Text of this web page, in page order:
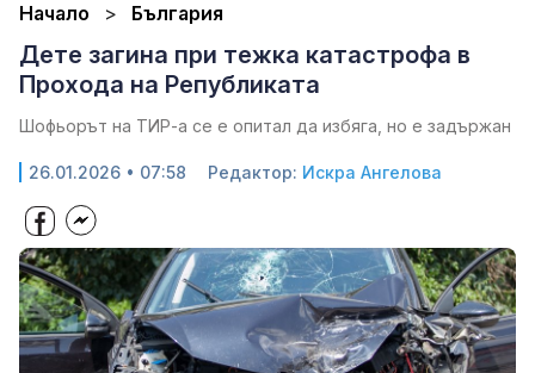
Начало България
Дете загина при тежка катастрофа в
Прохода на Републиката
Шофьорът на ТИР-а се е опитал да избяга, но е задържан
26.01.2026 • 07:58 Редактор: Искра Ангелова